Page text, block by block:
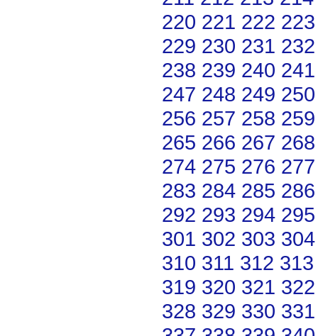
220 221 222 223
229 230 231 232
238 239 240 241
247 248 249 250
256 257 258 259
265 266 267 268
274 275 276 277
283 284 285 286
292 293 294 295
301 302 303 304
310 311 312 313
319 320 321 322
328 329 330 331